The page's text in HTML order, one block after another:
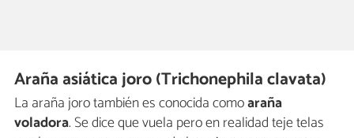
Araña asiática joro (Trichonephila clavata)
La araña joro también es conocida comoaraña
voladora. Se dice que vuela pero en realidad teje telas